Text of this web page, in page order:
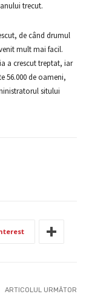
trecut.
de când drumul
mult mai facil.
a crescut treptat, iar
56.000 de oameni,
sitului
ARTICOLUL URMĂTOR